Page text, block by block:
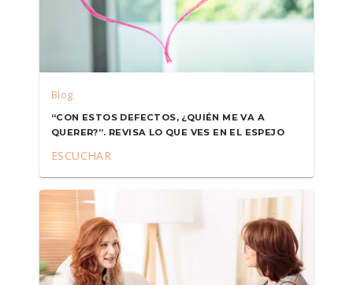
Blog
“CON ESTOS DEFECTOS, ¿QUIÉN ME VA A
QUERER?”. REVISA LO QUE VES EN EL ESPEJO
ESCUCHAR